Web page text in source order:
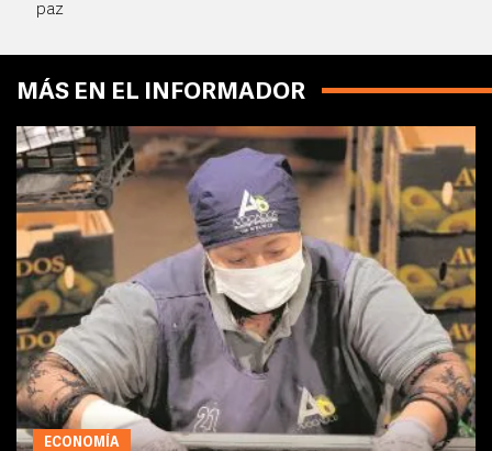
paz
MÁS EN EL INFORMADOR
ECONOMÍA